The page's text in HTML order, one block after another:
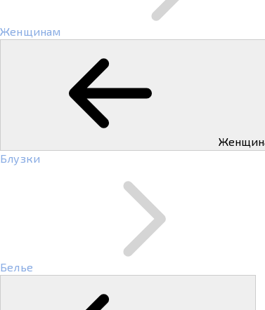
Женщинам
Блузки
Белье